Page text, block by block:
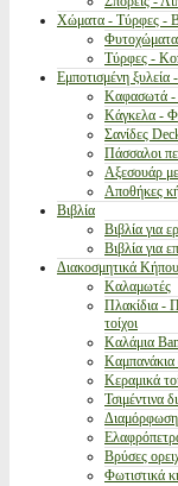
Χώματα - Τύρφες -
Τύρφες -
Εμποτισμένη ξυλεία
Καφασωτά -
Κάγκελα -
Σανίδες
Πάσσαλοι
Αξεσουάρ
Αποθήκες
Βιβλία
Βιβλία για
Βιβλία για
Διακοσμητικά Κήπου
Καλαμωτές
Πλακίδια -
τοίχοι
Καλάμια
Καμπανάκια
Κεραμικά
Τσιμέντινα
Διαμόρφωση
Βρύσες
Φωτιστικά